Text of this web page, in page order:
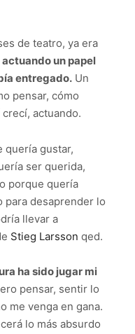
de teatro, ya era
un papel
entregado. Un
pensar, cómo
actuando.
quería gustar,
ser querida,
porque quería
para desaprender lo
llevar a
Stieg Larsson qed.
ha sido jugar mi
pensar, sentir lo
me venga en gana.
lo más absurdo